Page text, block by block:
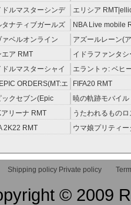
（予約制）
RMT|ArcheAge
約制）
ドルマスターシンデ
ガールズ(モバマス)
エリシア
RMT
タナティブガールズ
NBA Live mobile
ァベルオンライン
アズールレーン(
RMT
エア RMT
イドラファンタシ
ーサーガ RMT
ドルマスターシャイ
カラーズ(シャニマス)
エラントゥ: ベヒ
ピリット RMT
ORDERS(MT:エ
ク・オーダーズ)
FIFA20 RMT
ックセブン(Epic
RMT
暁の軌跡モバイル
伝説 ） RMT
リーナ RMT
うたわれるもの
ラグ(ロスフラ)
2K22 RMT
ウマ娘プリティー
Shipping policy Private policy
© 2009